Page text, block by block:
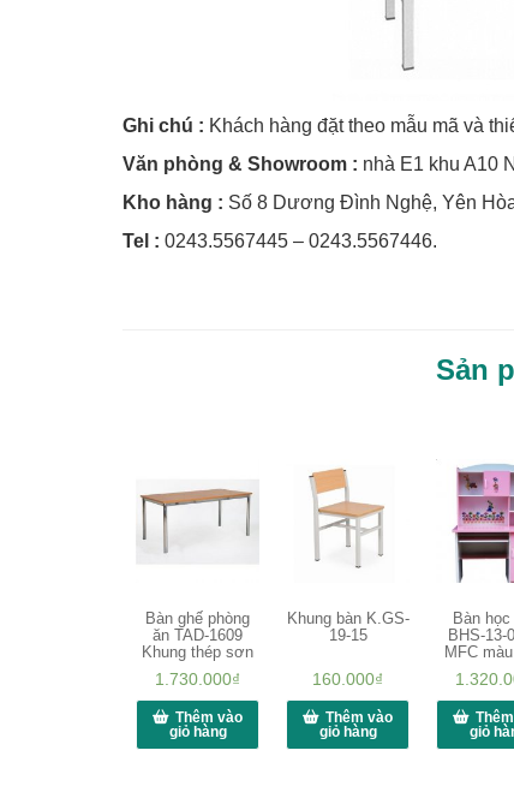
Ghi chú : Khách hàng đặt theo mẫu mã và
Văn phòng & Showroom : nhà E1 khu A10
Kho hàng : Số 8 Dương Đình Nghệ, Yên
Tel : 0243.5567445 – 0243.5567446.
Sản
Bàn ghế phòng
ăn TAD-1609
Khung thép sơn
1.730.000₫
Thêm vào
giỏ hàng
Khung bàn K.GS-
19-15
160.000₫
Thêm vào
giỏ hàng
Bàn học
BHS-13-
MFC
giỏ